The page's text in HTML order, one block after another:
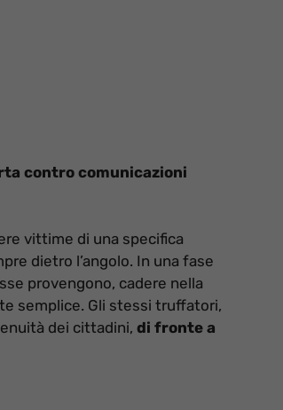
contro comunicazioni
vittime di una specifica
dietro l’angolo. In una fase
provengono, cadere nella
semplice. Gli stessi truffatori,
dei cittadini, di fronte a